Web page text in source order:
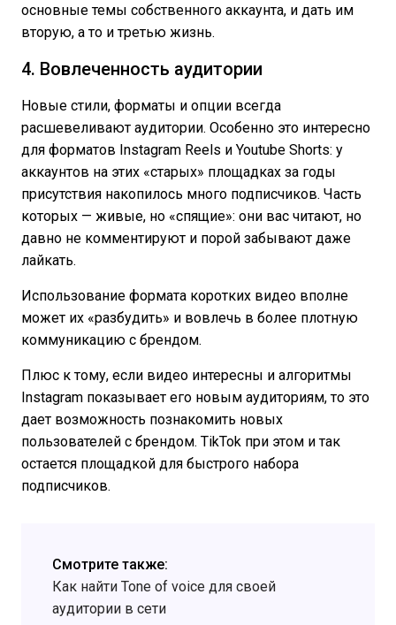
основные темы собственного аккаунта, и дать им
вторую, а то и третью жизнь.
4. Вовлеченность аудитории
Новые стили, форматы и опции всегда
расшевеливают аудитории. Особенно это интересно
для форматов Instagram Reels и Youtube Shorts: у
аккаунтов на этих «старых» площадках за годы
присутствия накопилось много подписчиков. Часть
которых — живые, но «спящие»: они вас читают, но
давно не комментируют и порой забывают даже
лайкать.
Использование формата коротких видео вполне
может их «разбудить» и вовлечь в более плотную
коммуникацию с брендом.
Плюс к тому, если видео интересны и алгоритмы
Instagram показывает его новым аудиториям, то это
дает возможность познакомить новых
пользователей с брендом. TikTok при этом и так
остается площадкой для быстрого набора
подписчиков.
Смотрите также:
Как найти Tone of voice для своей
аудитории в сети